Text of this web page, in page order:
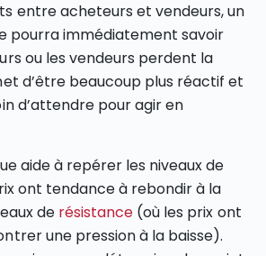
entre acheteurs et vendeurs, un
pourra immédiatement savoir
ou les vendeurs perdent la
d’être beaucoup plus réactif et
d’attendre pour agir en
aide à repérer les niveaux de
ont tendance à rebondir à la
de résistance (où les prix ont
une pression à la baisse).